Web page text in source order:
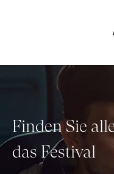
Finden Sie
das Festival